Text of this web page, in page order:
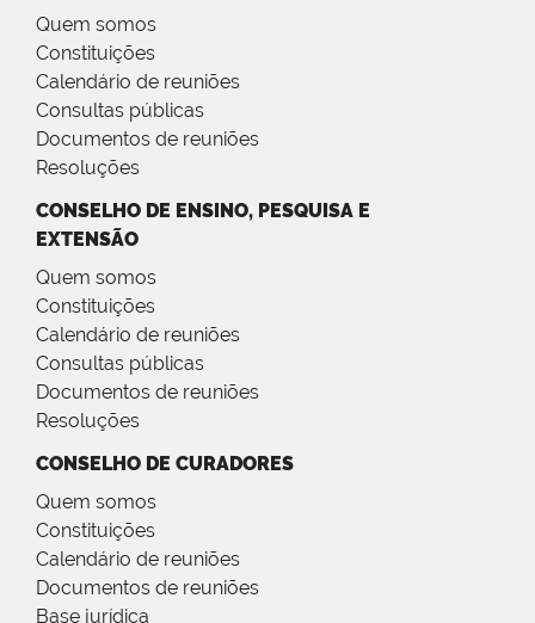
Quem somos
Constituições
Calendário de reuniões
Consultas públicas
Documentos de reuniões
Resoluções
CONSELHO DE ENSINO, PESQUISA E
EXTENSÃO
Quem somos
Constituições
Calendário de reuniões
Consultas públicas
Documentos de reuniões
Resoluções
CONSELHO DE CURADORES
Quem somos
Constituições
Calendário de reuniões
Documentos de reuniões
Base jurídica